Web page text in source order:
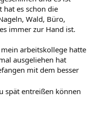
hat es schon die
Wald, Büro,
immer zur Hand ist.
arbeitskollege hatte
ausgeliehen hat
mit dem besser
spät entreißen können